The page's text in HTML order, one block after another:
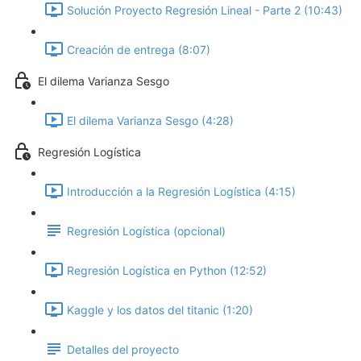
Solución Proyecto Regresión Lineal - Parte 2 (10:43)
Creación de entrega (8:07)
El dilema Varianza Sesgo
El dilema Varianza Sesgo (4:28)
Regresión Logística
Introducción a la Regresión Logística (4:15)
Regresión Logística (opcional)
Regresión Logística en Python (12:52)
Kaggle y los datos del titanic (1:20)
Detalles del proyecto